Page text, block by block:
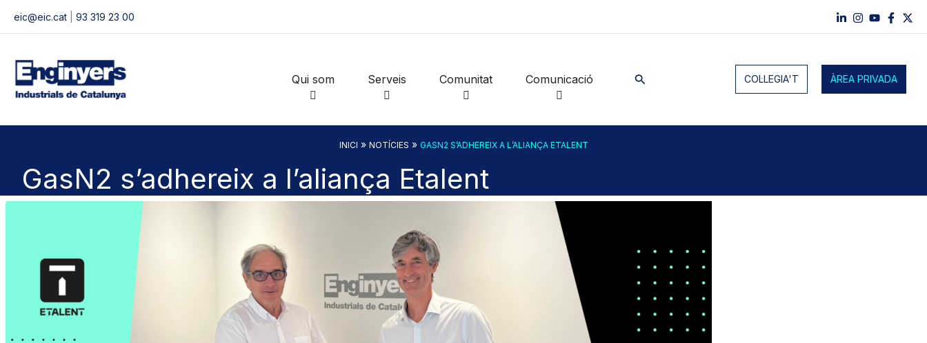
eic@eic.cat 93 319 23 00
Qui som Serveis Comunitat Comunicació Cerca COL·LEGIA'T ÀREA PRIVADA
INICI » NOTÍCIES » GASN2 S’ADHEREIX A L’ALIANÇA ETALENT
GasN2 s’adhereix a l’aliança Etalent